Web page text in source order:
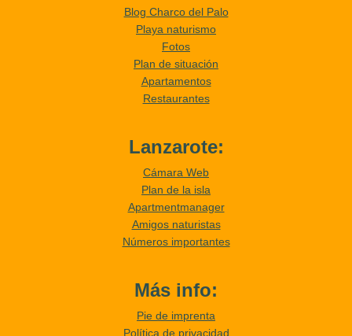
Blog Charco del Palo
Playa naturismo
Fotos
Plan de situación
Apartamentos
Restaurantes
Lanzarote:
Cámara Web
Plan de la isla
Apartmentmanager
Amigos naturistas
Números importantes
Más info:
Pie de imprenta
Política de privacidad